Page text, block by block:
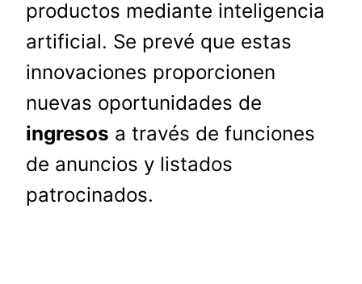
productos mediante inteligencia
artificial. Se prevé que estas
innovaciones proporcionen
nuevas oportunidades de
ingresos a través de funciones
de anuncios y listados
patrocinados.